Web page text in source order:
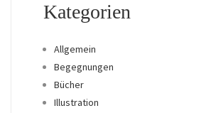
Kategorien
Allgemein
Begegnungen
Bücher
Illustration